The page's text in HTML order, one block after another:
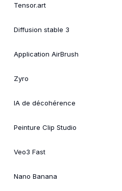
Tensor.art
Diffusion stable 3
Application AirBrush
Zyro
IA de décohérence
Peinture Clip Studio
Veo3 Fast
Nano Banana